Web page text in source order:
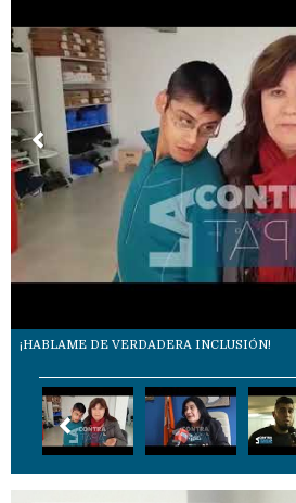
¡HABLAME DE VERDADERA INCLUSIÓN!